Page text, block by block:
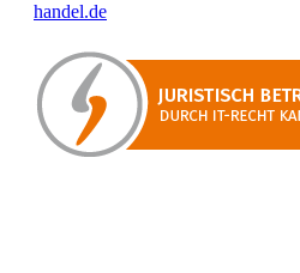
handel.de